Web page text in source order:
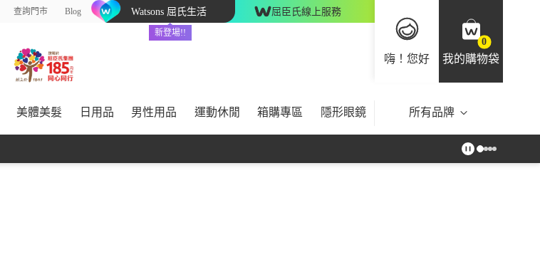
查詢門市 Blog Watsons 屈氏生活
新登場!!
屈臣氏線上服務
嗨！您好
0
我的購物袋
美體美髮 日用品 男性用品 運動休閒 箱購專區 隱形眼鏡 所有品牌